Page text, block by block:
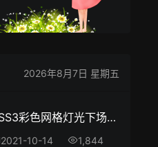
2026年8月7日 星期五
CSS3彩色网格灯光下场景特效
2021-10-14 1,844